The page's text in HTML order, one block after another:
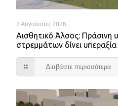
2 Αυγούστου 2026
Αισθητικό Άλσος: Πράσινη
στρεμμάτων δίνει
Διαβάστε περισσότερα